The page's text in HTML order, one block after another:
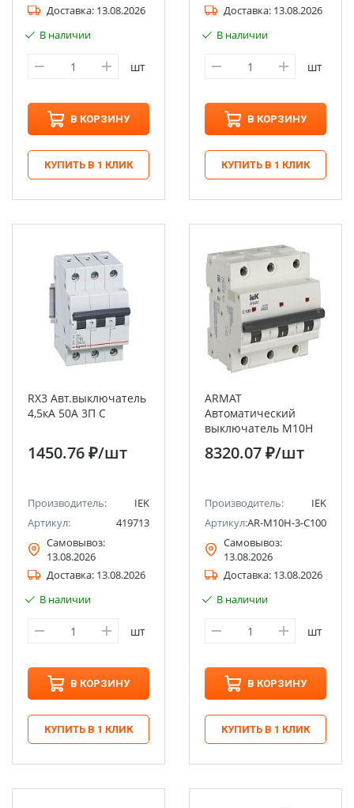
Доставка: 13.08.2026
В наличии
шт
В КОРЗИНУ
КУПИТЬ В 1 КЛИК
Доставка: 13.08.2026
В наличии
шт
В КОРЗИНУ
КУПИТЬ В 1 КЛИК
RX3 Авт.выключатель
4,5кА 50А 3П C
1450.76 ₽/шт
Производитель:
IEK
Артикул:
419713
Самовывоз:
13.08.2026
Доставка: 13.08.2026
В наличии
шт
В КОРЗИНУ
КУПИТЬ В 1 КЛИК
ARMAT
Автоматический
выключатель M10H
3P C 100А IEK
8320.07 ₽/шт
Производитель:
IEK
Артикул:AR-M10H-3-C100
Самовывоз:
13.08.2026
Доставка: 13.08.2026
В наличии
шт
В КОРЗИНУ
КУПИТЬ В 1 КЛИК